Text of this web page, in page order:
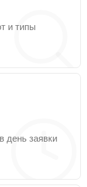
и типы
день заявки